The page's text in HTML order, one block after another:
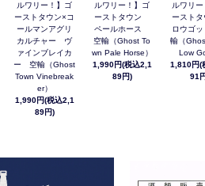
ルワリー！】ゴ
ーストタウン×コ
ールマンアグリ
カルチャー ヴ
ァインブレイカ
ー 空輸（Ghost
Town Vinebreak
er）
1,990円(税込2,1
89円)
ルワリー！】ゴ
ーストタウン
ペールホース
空輸（Ghost To
wn Pale Horse）
1,990円(税込2,1
89円)
ルワリー
ースト
ロウゴ
輸（
Low
1,810円(
91